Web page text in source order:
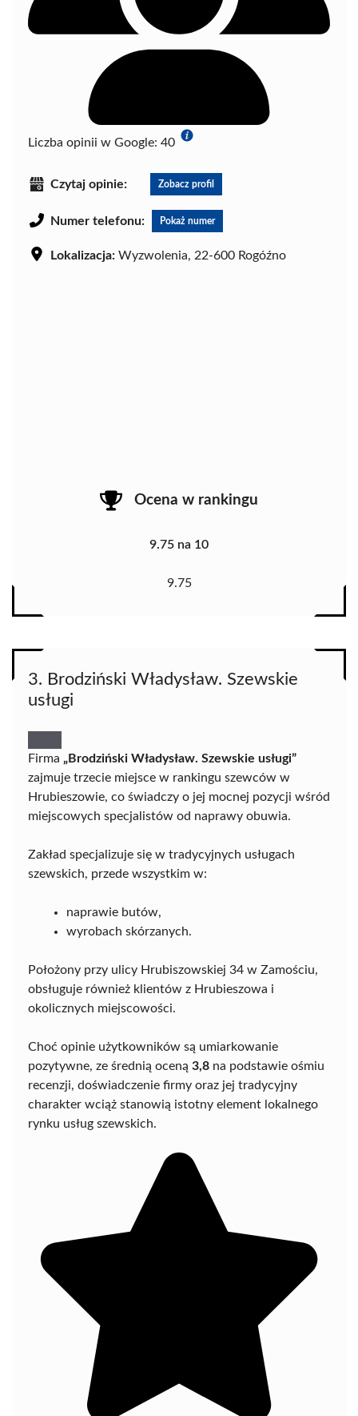
Liczba opinii w Google: 40
Czytaj opinie: Zobacz profil
Numer telefonu: Pokaż numer
Lokalizacja: Wyzwolenia, 22-600 Rogóźno
Ocena w rankingu
9.75 na 10
9.75
3. Brodziński Władysław. Szewskie
usługi
Firma „Brodziński Władysław. Szewskie usługi”
zajmuje trzecie miejsce w rankingu szewców w
Hrubieszowie, co świadczy o jej mocnej pozycji wśród
miejscowych specjalistów od naprawy obuwia.
Zakład specjalizuje się w tradycyjnych usługach
szewskich, przede wszystkim w:
naprawie butów,
wyrobach skórzanych.
Położony przy ulicy Hrubiszowskiej 34 w Zamościu,
obsługuje również klientów z Hrubieszowa i
okolicznych miejscowości.
Choć opinie użytkowników są umiarkowanie
pozytywne, ze średnią oceną 3,8 na podstawie ośmiu
recenzji, doświadczenie firmy oraz jej tradycyjny
charakter wciąż stanowią istotny element lokalnego
rynku usług szewskich.